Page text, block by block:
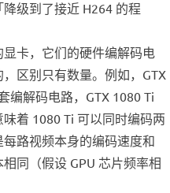
级到了接近 H264 的程
显卡，它们的硬件编解码电
区别只有数量。例如，GTX
编解码电路，GTX 1080 Ti
味着 1080 Ti 可以同时编码两
路视频本身的编码速度和
同（假设 GPU 芯片频率相